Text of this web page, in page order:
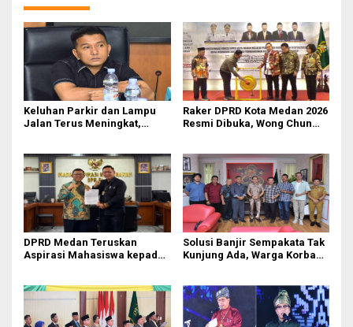
Keluhan Parkir dan Lampu
Jalan Terus Meningkat,
Raker DPRD Kota Medan 2026
Resmi Dibuka, Wong Chun
DPRD Medan Teruskan
Aspirasi Mahasiswa kepada
Solusi Banjir Sempakata Tak
Kunjung Ada, Warga Korban